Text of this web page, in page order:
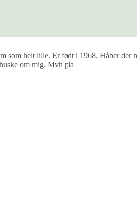
som helt lille. Er født i 1968. Håber der
om mig. Mvh pia